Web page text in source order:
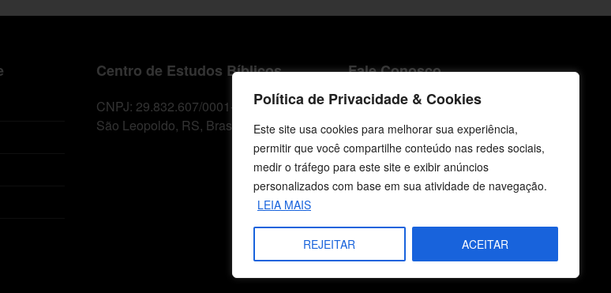
Política de Privacidade & Cookies
Este site usa cookies para melhorar sua experiência,
permitir que você compartilhe conteúdo nas redes sociais,
medir o tráfego para este site e exibir anúncios
personalizados com base em sua atividade de navegação.
LEIA MAIS
REJEITAR ACEITAR
Centro de Estudos Bíblicos
CNPJ: 29.832.607/0001-10
São Leopoldo, RS, Brasil
Fale Conosco
E-mails
vendas@cebi.org.br
comunicacao@cebi.org.br
WhatsApp / Vendas
+55 (51) 99734-4518
WhatsApp / Comunicação
+55 (51) 99799-3041